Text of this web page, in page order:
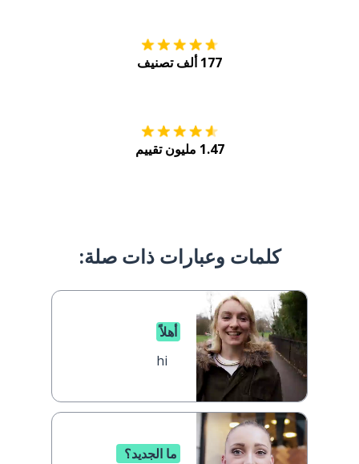
177 ألف تصنيف
1.47 مليون تقييم
كلمات وعبارات ذات صلة:
أهلاً
hi
ما الجديد؟